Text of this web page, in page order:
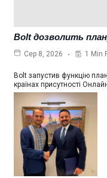
Bolt дозволить
Сер 8, 2026 1 Min
Bolt запустив функцію
країнах присутності